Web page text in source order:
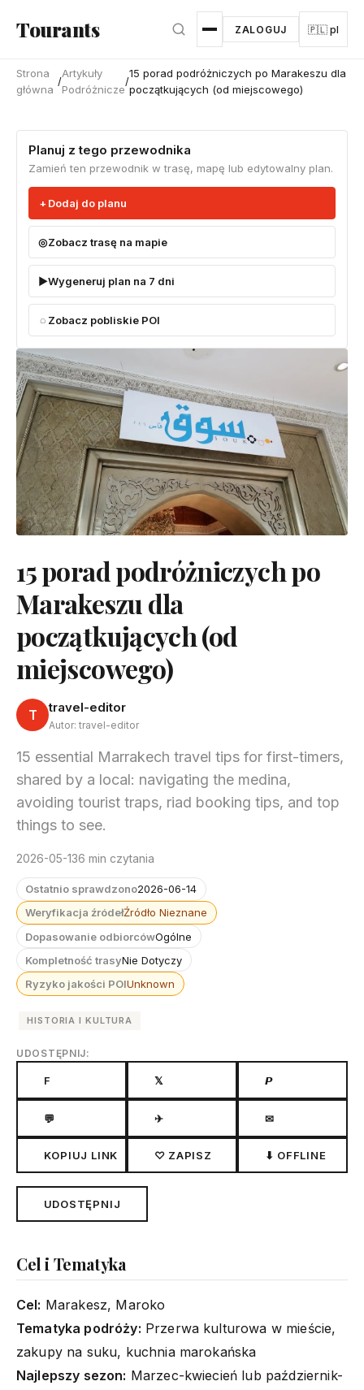
Tourants ZALOGUJ 🇵🇱 pl
Strona
główna
/
Artykuły
Podróżnicze
/
15 porad podróżniczych po Marakeszu dla
początkujących (od miejscowego)
Planuj z tego przewodnika
Zamień ten przewodnik w trasę, mapę lub edytowalny plan.
Dodaj do planu
Zobacz trasę na mapie
Wygeneruj plan na 7 dni
Zobacz pobliskie POI
15 porad podróżniczych po
Marakeszu dla
początkujących (od
miejscowego)
T travel-editor
Autor: travel-editor
15 essential Marrakech travel tips for first-timers,
shared by a local: navigating the medina,
avoiding tourist traps, riad booking tips, and top
things to see.
2026-05-136 min czytania
Ostatnio sprawdzono2026-06-14
Weryfikacja źródełŹródło Nieznane
Dopasowanie odbiorcówOgólne
Kompletność trasyNie Dotyczy
Ryzyko jakości POIUnknown
HISTORIA I KULTURA
UDOSTĘPNIJ:
F 𝕏 𝙋
💬 ✈ ✉
KOPIUJ LINK ♡ ZAPISZ ⬇ OFFLINE
UDOSTĘPNIJ
Cel i Tematyka
Cel: Marakesz, Maroko
Tematyka podróży: Przerwa kulturowa w mieście,
zakupy na suku, kuchnia marokańska
Najlepszy sezon: Marzec-kwiecień lub październik-